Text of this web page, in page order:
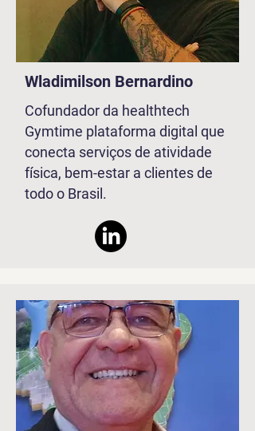
Wladimilson Bernardino
Cofundador da healthtech
Gymtime plataforma digital que
conecta serviços de atividade
física, bem-estar a clientes de
todo o Brasil.